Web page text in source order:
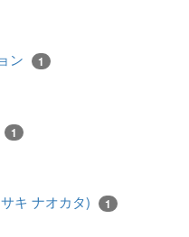
ン 1
1
キ ナオカタ) 1